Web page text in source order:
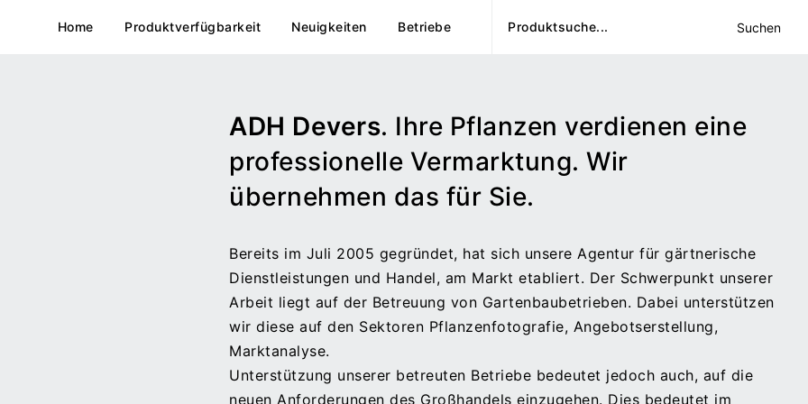
Home Produktverfügbarkeit Neuigkeiten Betriebe Suchen
ADH Devers. Ihre Pflanzen verdienen eine
professionelle Vermarktung. Wir
übernehmen das für Sie.
Bereits im Juli 2005 gegründet, hat sich unsere Agentur für gärtnerische
Dienstleistungen und Handel, am Markt etabliert. Der Schwerpunkt unserer
Arbeit liegt auf der Betreuung von Gartenbaubetrieben. Dabei unterstützen
wir diese auf den Sektoren Pflanzenfotografie, Angebotserstellung,
Marktanalyse.
Unterstützung unserer betreuten Betriebe bedeutet jedoch auch, auf die
neuen Anforderungen des Großhandels einzugehen. Dies bedeutet im